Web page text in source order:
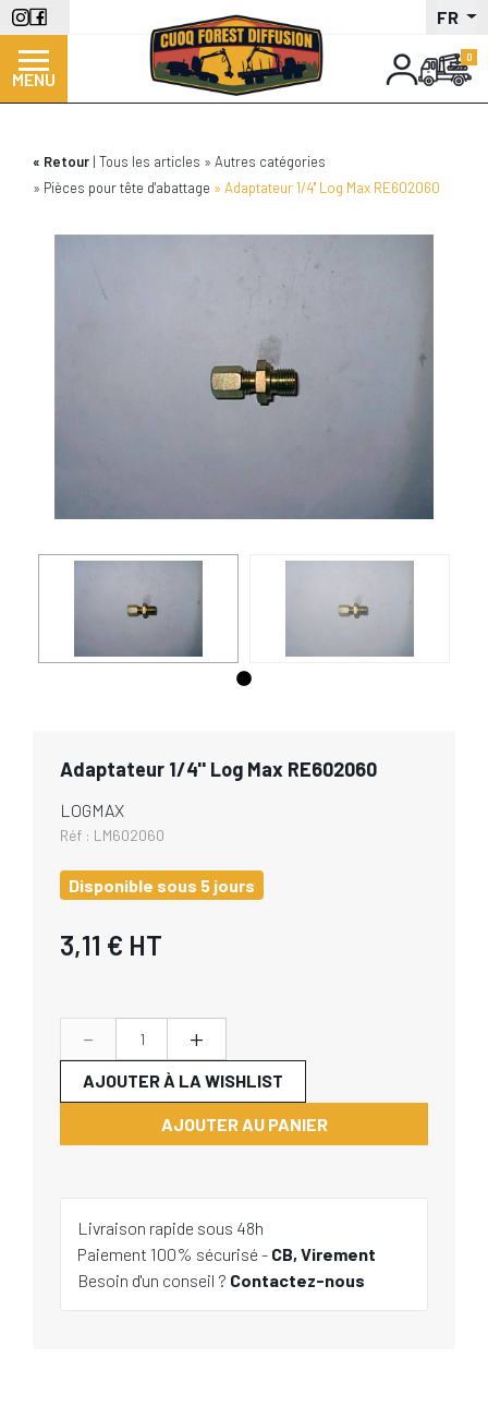
Aller
au
contenu
principal
FR
MENU
Retour Tous les articles
Autres catégories
Pièces pour tête d'abattage
Adaptateur 1/4'' Log Max RE602060
Adaptateur 1/4'' Log Max RE602060
LOGMAX
Réf : LM602060
Disponible sous 5 jours
3,11 € HT
- +
AJOUTER AU PANIER
AJOUTER À LA WISHLIST
Livraison rapide sous 48h
Paiement 100% sécurisé - CB, Virement
Besoin d'un conseil ? Contactez-nous